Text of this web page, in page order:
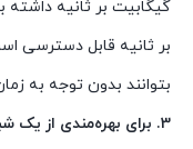
بتوانند بدون توجه به
3. برای بهره‌مندی از یک شبکه ۱۰G به چه سخت‌افزاری نیاز دارم؟